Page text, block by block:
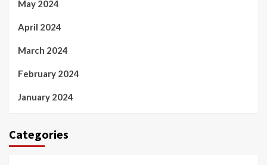
May 2024
April 2024
March 2024
February 2024
January 2024
Categories